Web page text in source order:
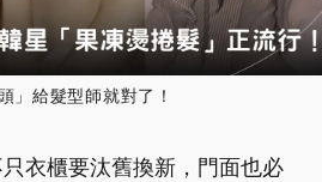
」給髮型師就對了！
衣櫃要汰舊換新，門面也必